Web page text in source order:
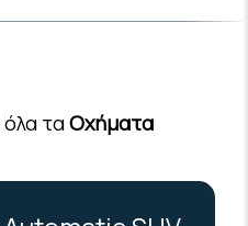
ταΟχήματα